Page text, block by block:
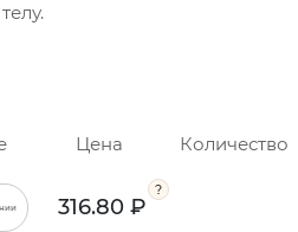
Цена Количество
316.80 ₽